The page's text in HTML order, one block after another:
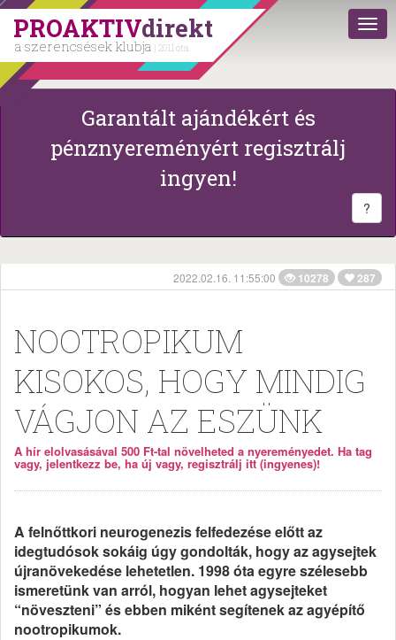
PROAKTIVdirekt
a szerencsések klubja | 2011 óta
Garantált ajándékért és
pénznyereményért regisztrálj
ingyen!
?
2022.02.16. 11:55:00 10278 287
NOOTROPIKUM
KISOKOS, HOGY MINDIG
VÁGJON AZ ESZÜNK
A hír elolvasásával 500 Ft-tal növelheted a nyereményedet. Ha tag
vagy, jelentkezz be, ha új vagy, regisztrálj itt (ingyenes)!
A felnőttkori neurogenezis felfedezése előtt az
idegtudósok sokáig úgy gondolták, hogy az agysejtek
újranövekedése lehetetlen. 1998 óta egyre szélesebb
ismeretünk van arról, hogyan lehet agysejteket
“növeszteni” és ebben miként segítenek az agyépítő
nootropikumok.